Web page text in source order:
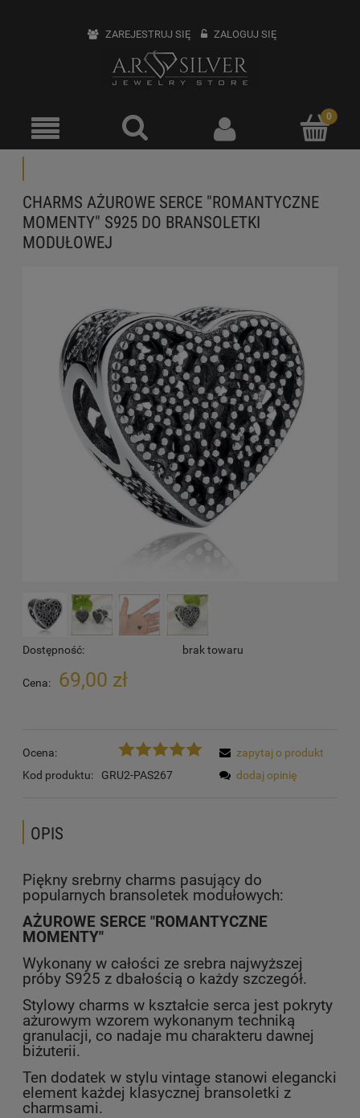
ZAREJESTRUJ SIĘ ZALOGUJ SIĘ
CHARMS AŻUROWE SERCE "ROMANTYCZNE
MOMENTY" S925 DO BRANSOLETKI
MODUŁOWEJ
Dostępność: brak towaru
Cena: 69,00 zł
Ocena:
Kod produktu:
GRU2-PAS267
zapytaj o produkt
dodaj opinię
OPIS
Piękny srebrny charms pasujący do
popularnych bransoletek modułowych:
AŻUROWE SERCE "ROMANTYCZNE
MOMENTY"
Wykonany w całości ze srebra najwyższej
próby S925 z dbałością o każdy szczegół.
Stylowy charms w kształcie serca jest pokryty
ażurowym wzorem wykonanym techniką
granulacji, co nadaje mu charakteru dawnej
biżuterii.
Ten dodatek w stylu vintage stanowi elegancki
element każdej klasycznej bransoletki z
charmsami.